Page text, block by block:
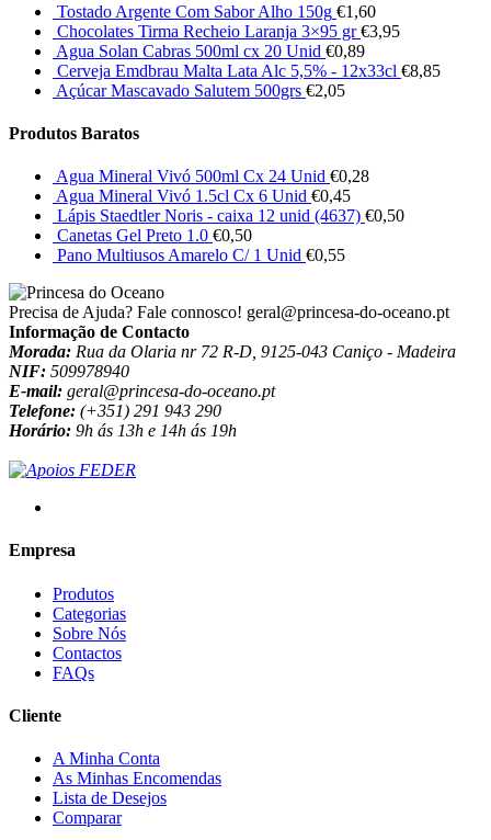
Tostado Argente Com Sabor Alho 150g €1,60
Chocolates Tirma Recheio Laranja 3×95 gr €3,95
Agua Solan Cabras 500ml cx 20 Unid €0,89
Cerveja Emdbrau Malta Lata Alc 5,5% - 12x33cl €8,85
Açúcar Mascavado Salutem 500grs €2,05
Produtos Baratos
Agua Mineral Vivó 500ml Cx 24 Unid €0,28
Agua Mineral Vivó 1.5cl Cx 6 Unid €0,45
Lápis Staedtler Noris - caixa 12 unid (4637) €0,50
Canetas Gel Preto 1.0 €0,50
Pano Multiusos Amarelo C/ 1 Unid €0,55
Precisa de Ajuda? Fale connosco! geral@princesa-do-oceano.pt
Informação de Contacto
Morada: Rua da Olaria nr 72 R-D, 9125-043 Caniço - Madeira
NIF: 509978940
E-mail: geral@princesa-do-oceano.pt
Telefone: (+351) 291 943 290
Horário: 9h ás 13h e 14h ás 19h
Empresa
Produtos
Categorias
Sobre Nós
Contactos
FAQs
Cliente
A Minha Conta
As Minhas Encomendas
Lista de Desejos
Comparar